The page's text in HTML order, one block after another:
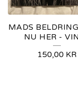
MADS
NU HER -
150,00 KR